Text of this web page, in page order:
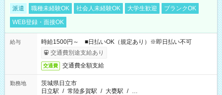
派遣 職種未経験OK 社会人未経験OK 大学生歓迎
ブランクOK
WEB登録・面接OK
給与
時給1500円～ ■日払いOK（規定あり）※即日払い不可
交通費別途支給あり
交通費 交通費全額支給
勤務地
茨城県日立市
日立駅 / 常陸多賀駅 / 大甕駅 / …